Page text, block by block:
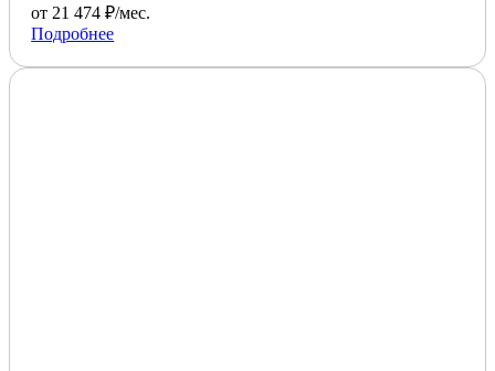
от 21 474 ₽/мес.
Подробнее